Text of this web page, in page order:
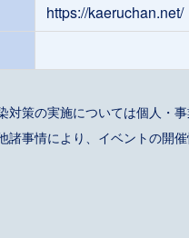
https://kaeruchan.net/
対策の実施については個人・
諸事情により、イベントの開